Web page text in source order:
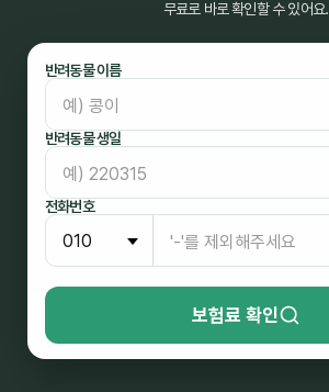
무료로 바로 확인할 수 있어요.
반려동물 이름
반려동물 생일
전화번호
보험료 확인